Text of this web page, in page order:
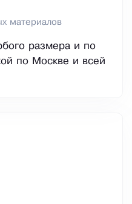
материалов
размера и по
по Москве и всей